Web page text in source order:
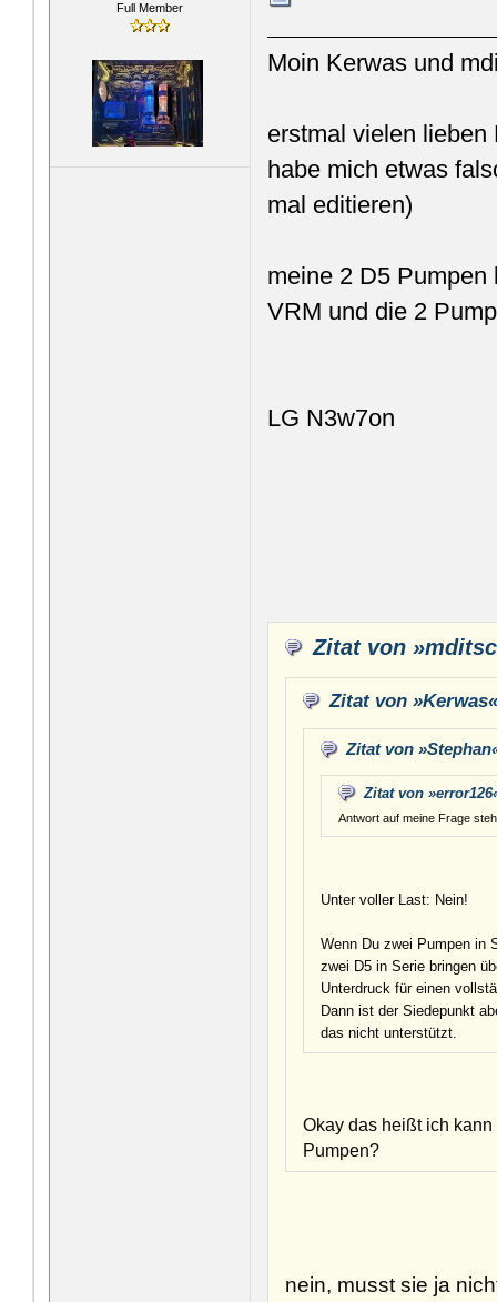
Full Member
Moin Kerwas und
erstmal vielen
habe mich etwas
mal editieren)
meine 2 D5
VRM und die 2
LG N3w7on
Zitat von
Zitat von
Zitat von
Zitat von
Antwort auf meine Frage
Unter voller Last: Nein!
Wenn Du zwei Pumpen in
zwei D5 in Serie bringen
Unterdruck für einen
Dann ist der Siedepunkt
das nicht unterstützt.
Okay das heißt ich
Pumpen?
nein, musst sie ja